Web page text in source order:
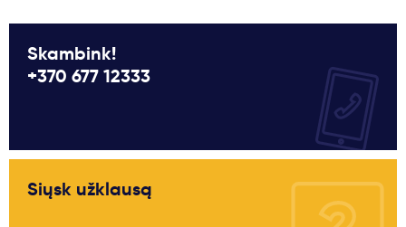
Skambink!
+370 677 12333
Siųsk užklausą